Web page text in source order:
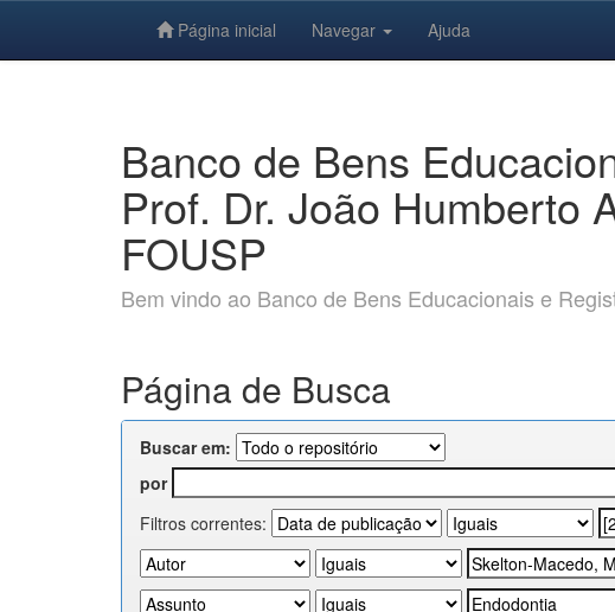
Página inicial Navegar Ajuda
Banco de Bens
Prof. Dr. João Humberto
FOUSP
Bem vindo ao Banco de Bens Educacionais e
Página de Busca
Buscar em:
por
Filtros correntes: